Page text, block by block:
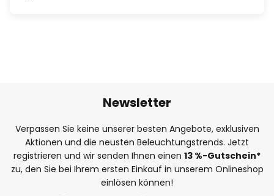
Newsletter
Verpassen Sie keine unserer besten Angebote, exklusiven
Aktionen und die neusten Beleuchtungstrends. Jetzt
registrieren und wir senden Ihnen einen 13 %-Gutschein*
zu, den Sie bei Ihrem ersten Einkauf in unserem Onlineshop
einlösen können!